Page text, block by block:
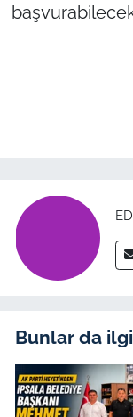
Bunlar da
İş Dünyası
Finans
Genel-A